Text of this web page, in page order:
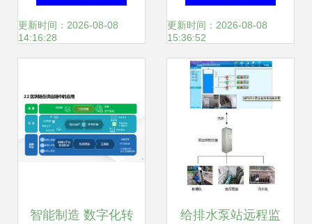
就技术巅峰
更新时间：2026-08-08
14:16:28
革新 赋能宽带多通
道信息系统集成服
务
更新时间：2026-08-08
15:36:52
智能制造 数字化转 给排水泵站远程监